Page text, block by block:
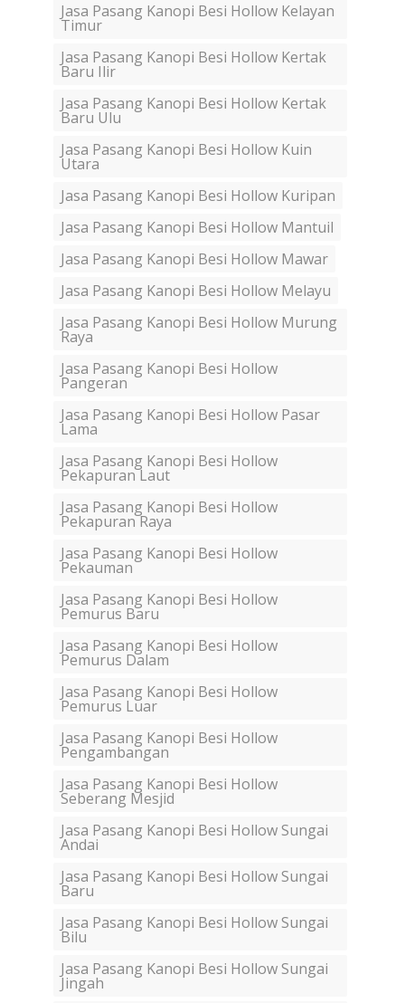
Jasa Pasang Kanopi Besi Hollow Kelayan
Timur
Jasa Pasang Kanopi Besi Hollow Kertak
Baru Ilir
Jasa Pasang Kanopi Besi Hollow Kertak
Baru Ulu
Jasa Pasang Kanopi Besi Hollow Kuin
Utara
Jasa Pasang Kanopi Besi Hollow Kuripan
Jasa Pasang Kanopi Besi Hollow Mantuil
Jasa Pasang Kanopi Besi Hollow Mawar
Jasa Pasang Kanopi Besi Hollow Melayu
Jasa Pasang Kanopi Besi Hollow Murung
Raya
Jasa Pasang Kanopi Besi Hollow
Pangeran
Jasa Pasang Kanopi Besi Hollow Pasar
Lama
Jasa Pasang Kanopi Besi Hollow
Pekapuran Laut
Jasa Pasang Kanopi Besi Hollow
Pekapuran Raya
Jasa Pasang Kanopi Besi Hollow
Pekauman
Jasa Pasang Kanopi Besi Hollow
Pemurus Baru
Jasa Pasang Kanopi Besi Hollow
Pemurus Dalam
Jasa Pasang Kanopi Besi Hollow
Pemurus Luar
Jasa Pasang Kanopi Besi Hollow
Pengambangan
Jasa Pasang Kanopi Besi Hollow
Seberang Mesjid
Jasa Pasang Kanopi Besi Hollow Sungai
Andai
Jasa Pasang Kanopi Besi Hollow Sungai
Baru
Jasa Pasang Kanopi Besi Hollow Sungai
Bilu
Jasa Pasang Kanopi Besi Hollow Sungai
Jingah